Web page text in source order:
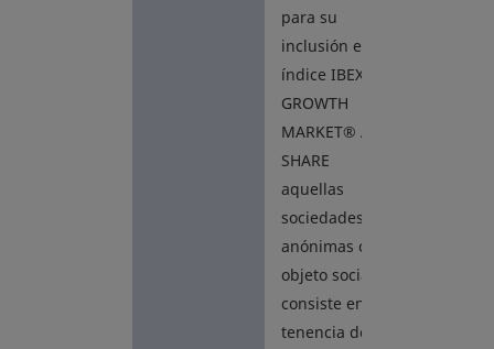
para su
inclusión en el
índice IBEX
GROWTH
MARKET® ALL
SHARE
aquellas
sociedades
anónimas cuyo
objeto social
consiste en la
tenencia de (i)